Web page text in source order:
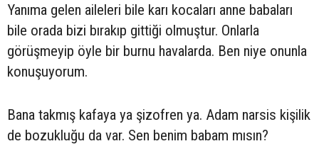
Yanıma gelen aileleri bile karı kocaları anne babaları
bile orada bizi bırakıp gittiği olmuştur. Onlarla
görüşmeyip öyle bir burnu havalarda. Ben niye onunla
konuşuyorum.
Bana takmış kafaya ya şizofren ya. Adam narsis kişilik
de bozukluğu da var. Sen benim babam mısın?